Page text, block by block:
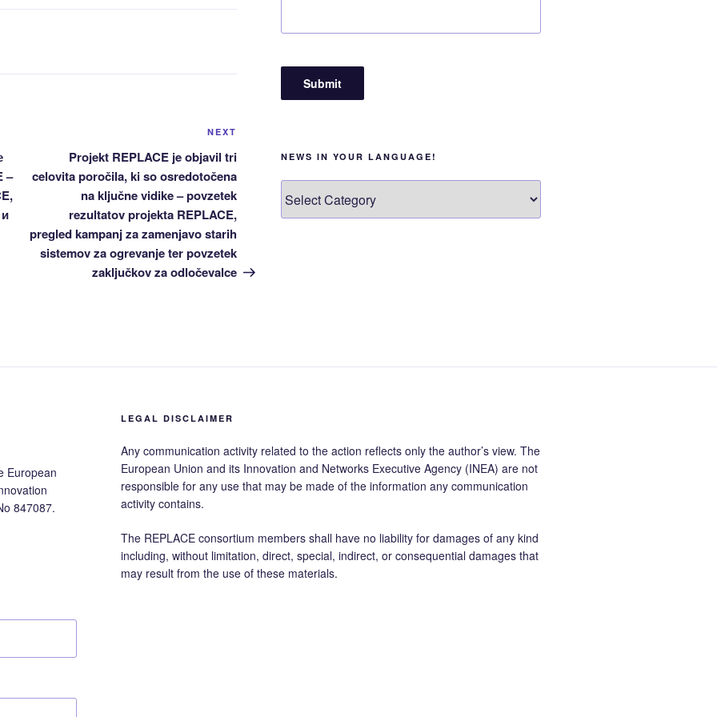
–
Post
NEXT
Projekt REPLACE je objavil tri
celovita poročila, ki so osredotočena
na ključne vidike – povzetek
rezultatov projekta REPLACE,
pregled kampanj za zamenjavo starih
sistemov za ogrevanje ter povzetek
zaključkov za odločevalce
NEWS IN YOUR LANGUAGE!
in
your
European
847087.
LEGAL DISCLAIMER
Any communication activity related to the action reflects only the author’s view. The
European Union and its Innovation and Networks Executive Agency (INEA) are not
responsible for any use that may be made of the information any communication
activity contains.
The REPLACE consortium members shall have no liability for damages of any kind
including, without limitation, direct, special, indirect, or consequential damages that
may result from the use of these materials.